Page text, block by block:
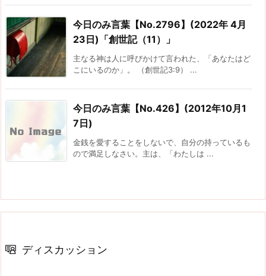
今日のみ言葉【No.2796】(2022年 4月
23日)「創世記（11）」
主なる神は人に呼びかけて言われた、「あなたはど
こにいるのか」。 （創世記3:9） ...
今日のみ言葉【No.426】(2012年10月1
7日)
金銭を愛することをしないで、自分の持っているも
ので満足しなさい。主は、「わたしは ...
ディスカッション